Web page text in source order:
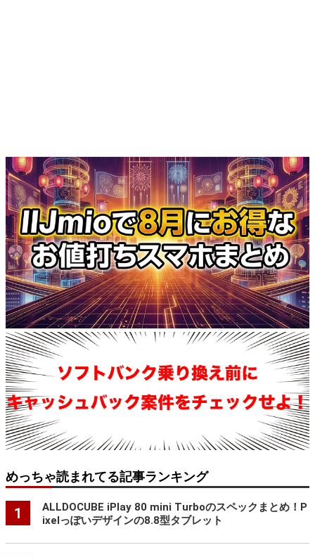
めっちゃ読まれてる記事ランキング
1
ALLDOCUBE iPlay 80 mini Turboのスペックまとめ！P
ixelっぽいデザインの8.8型タブレット